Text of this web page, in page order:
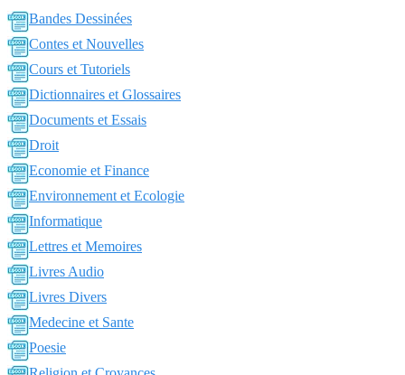
Bandes Dessinées
Contes et Nouvelles
Cours et Tutoriels
Dictionnaires et Glossaires
Documents et Essais
Droit
Economie et Finance
Environnement et Ecologie
Informatique
Lettres et Memoires
Livres Audio
Livres Divers
Medecine et Sante
Poesie